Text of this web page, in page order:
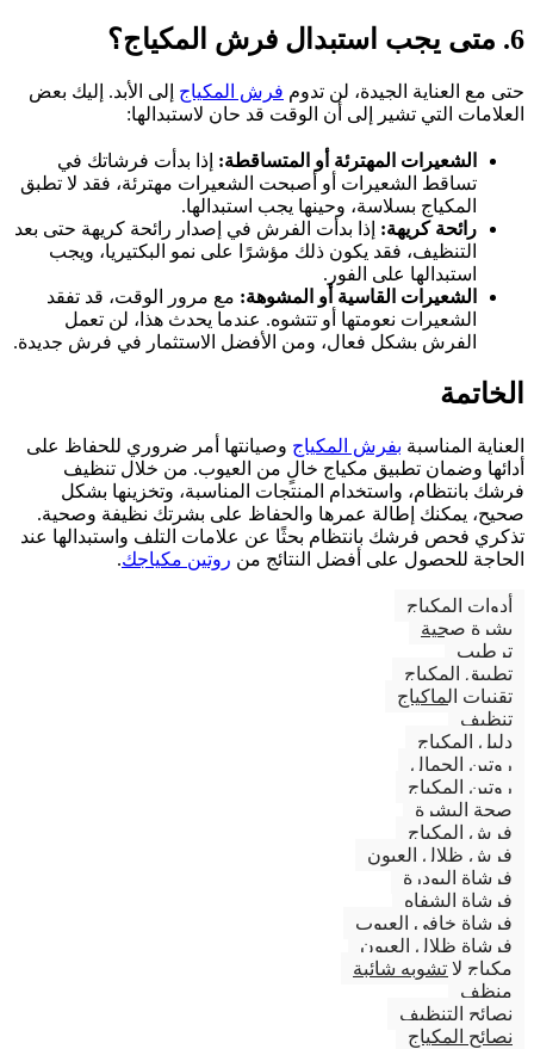
6. متى يجب استبدال فرش المكياج؟
حتى مع العناية الجيدة، لن تدوم فرش المكياج إلى الأبد. إليك بعض
العلامات التي تشير إلى أن الوقت قد حان لاستبدالها:
الشعيرات المهترئة أو المتساقطة: إذا بدأت فرشاتك في
تساقط الشعيرات أو أصبحت الشعيرات مهترئة، فقد لا تطبق
المكياج بسلاسة، وحينها يجب استبدالها.
رائحة كريهة: إذا بدأت الفرش في إصدار رائحة كريهة حتى بعد
التنظيف، فقد يكون ذلك مؤشرًا على نمو البكتيريا، ويجب
استبدالها على الفور.
الشعيرات القاسية أو المشوهة: مع مرور الوقت، قد تفقد
الشعيرات نعومتها أو تتشوه. عندما يحدث هذا، لن تعمل
الفرش بشكل فعال، ومن الأفضل الاستثمار في فرش جديدة.
الخاتمة
العناية المناسبة بفرش المكياج وصيانتها أمر ضروري للحفاظ على
أدائها وضمان تطبيق مكياج خالٍ من العيوب. من خلال تنظيف
فرشك بانتظام، واستخدام المنتجات المناسبة، وتخزينها بشكل
صحيح، يمكنك إطالة عمرها والحفاظ على بشرتك نظيفة وصحية.
تذكري فحص فرشك بانتظام بحثًا عن علامات التلف واستبدالها عند
الحاجة للحصول على أفضل النتائج من روتين مكياجك.
أدوات المكياج
بشرة صحية
ترطيب
تطبيق المكياج
تقنيات الماكياج
تنظيف
دليل المكياج
روتين الجمال
روتين المكياج
صحة البشرة
فرش المكياج
فرش ظلال العيون
فرشاة البودرة
فرشاة الشفاه
فرشاة خافي العيوب
فرشاة ظلال العيون
مكياج لا تشوبه شائبة
منظف
نصائح التنظيف
نصائح المكياج